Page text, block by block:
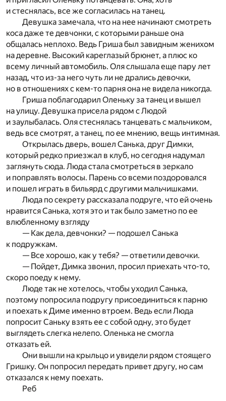
и стеснялась, все же согласилась на танец.
Девушка замечала, что на нее начинают смотреть
коса даже те девчонки, с которыми раньше она
общалась неплохо. Ведь Гриша был завидным женихом
на деревне. Высокий кареглазый брюнет, а плюс ко
всему личный автомобиль. Оля слышала еще пару лет
назад, что из-за него чуть ли не дрались девочки,
но в отношениях с кем-то парня она не видела никогда.
Гриша поблагодарил Оленьку за танец и вышел
на улицу. Девушка присела рядом с Людой
и заулыбалась. Оля стеснялась танцевать с мальчиком,
ведь все смотрят, а танец, по ее мнению, вещь интимная.
Открылась дверь, вошел Санька, друг Димки,
который редко приезжал в клуб, но сегодня надумал
заглянуть сюда. Люда стала смотреться в зеркало
и поправлять волосы. Парень со всеми поздоровался
и пошел играть в бильярд с другими мальчишками.
Люда по секрету рассказала подруге, что ей очень
нравится Санька, хотя это и так было заметно по ее
влюбленному взгляду
— Как дела, девчонки? — подошел Санька
к подружкам.
— Все хорошо, как у тебя? — ответили девочки.
— Пойдет, Димка звонил, просил приехать что-то,
скоро поеду к нему.
Люде так не хотелось, чтобы уходил Санька,
поэтому попросила подругу присоединиться к парню
и поехать к Диме именно втроем. Ведь если Люда
попросит Саньку взять ее с собой одну, это будет
выглядеть слегка нелепо. Оленька не смогла
отказать ей.
Они вышли на крыльцо и увидели рядом стоящего
Гришку. Он попросил передать привет другу, но сам
отказался к нему поехать.
Реб